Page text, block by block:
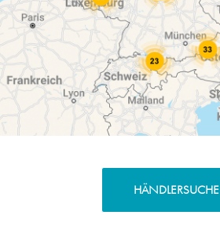
HÄNDLERSUCHE